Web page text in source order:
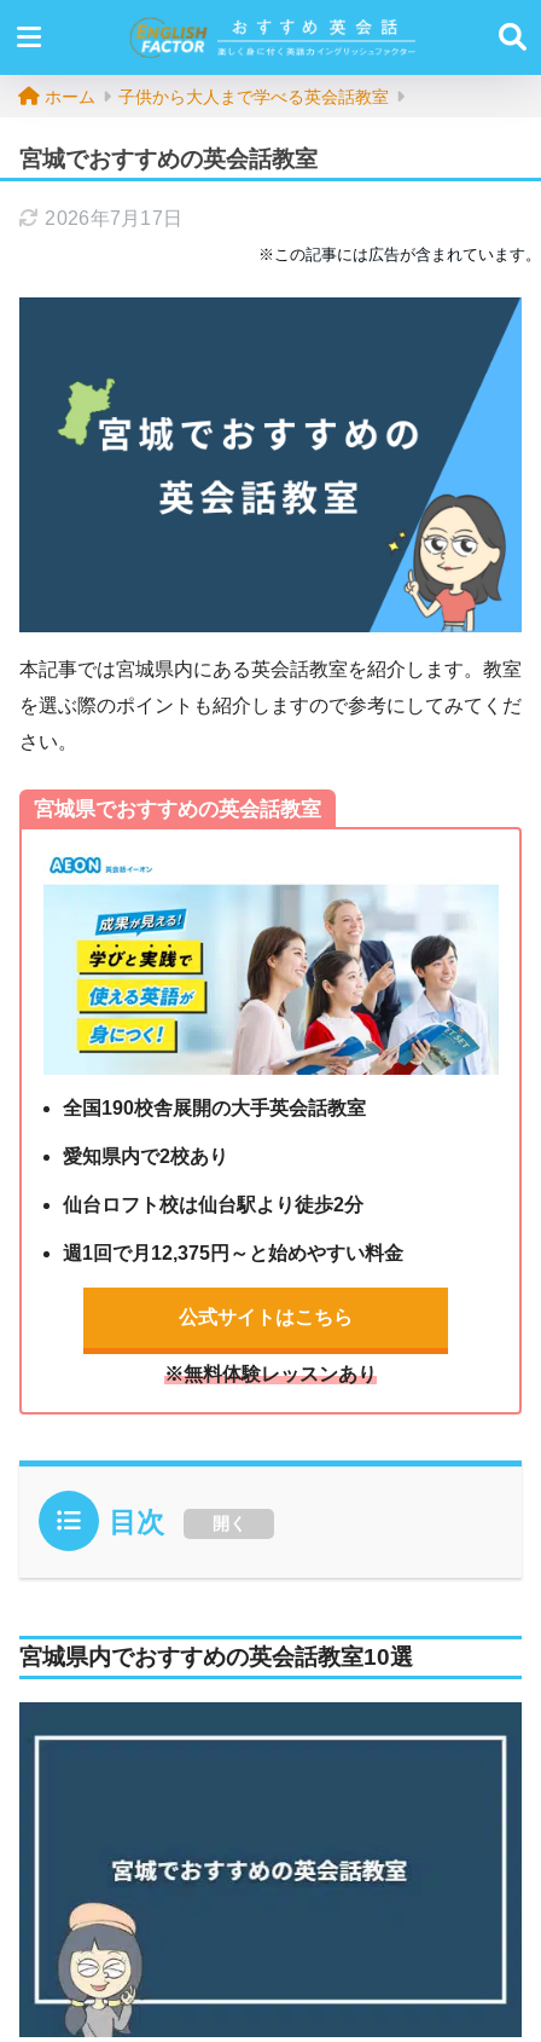
ホーム 子供から大人まで学べる英会話教室
宮城でおすすめの英会話教室
2026年7月17日
※この記事には広告が含まれています。
本記事では宮城県内にある英会話教室を紹介します。教室
を選ぶ際のポイントも紹介しますので参考にしてみてくだ
さい。
宮城県でおすすめの英会話教室
全国190校舎展開の大手英会話教室
愛知県内で2校あり
仙台ロフト校は仙台駅より徒歩2分
週1回で月12,375円～と始めやすい料金
公式サイトはこちら
※無料体験レッスンあり
目次 開く
宮城県内でおすすめの英会話教室10選